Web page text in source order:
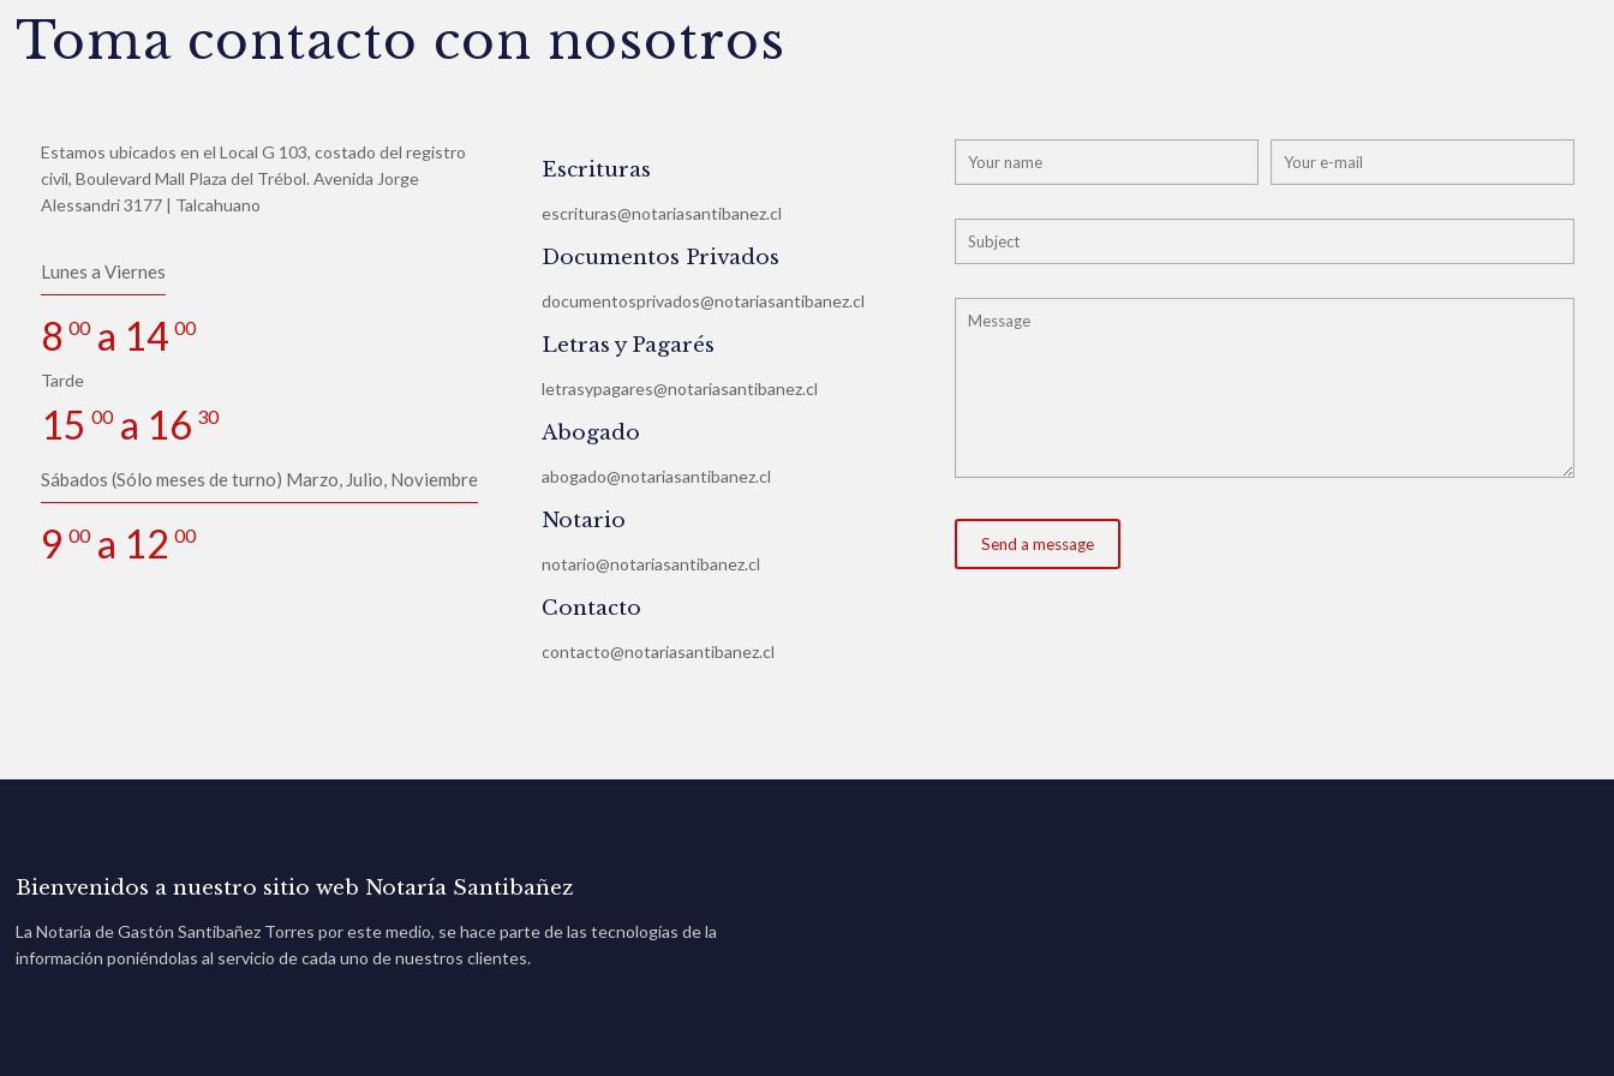
Toma contacto con nosotros
Estamos ubicados en el Local G 103, costado del registro
civil, Boulevard Mall Plaza del Trébol. Avenida Jorge
Alessandri 3177 | Talcahuano
Lunes a Viernes
8 00a 14 00
Tarde
15 00a 16 30
Sábados (Sólo meses de turno) Marzo, Julio, Noviembre
9 00a 12 00
Escrituras
escrituras@notariasantibanez.cl
Documentos Privados
documentosprivados@notariasantibanez.cl
Letras y Pagarés
letrasypagares@notariasantibanez.cl
Abogado
abogado@notariasantibanez.cl
Notario
notario@notariasantibanez.cl
Contacto
contacto@notariasantibanez.cl
Bienvenidos a nuestro sitio web Notaría Santibañez
La Notaría de Gastón Santibañez Torres por este medio, se hace parte de las tecnologías de la
información poniéndolas al servicio de cada uno de nuestros clientes.